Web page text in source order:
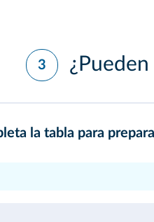
3
la tabla para